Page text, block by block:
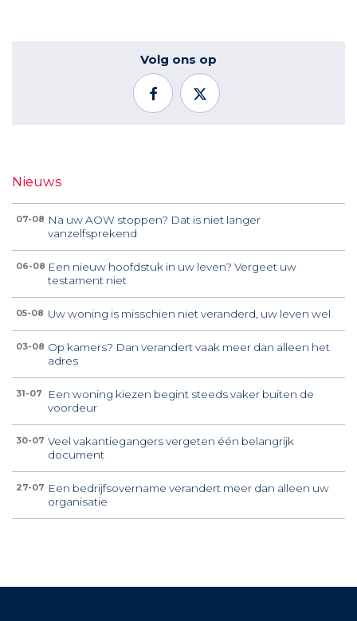
Volg ons op
Nieuws
07-08 Na uw AOW stoppen? Dat is niet langer
vanzelfsprekend
06-08 Een nieuw hoofdstuk in uw leven? Vergeet uw
testament niet
05-08 Uw woning is misschien niet veranderd, uw leven wel
03-08 Op kamers? Dan verandert vaak meer dan alleen het
adres
31-07
Een woning kiezen begint steeds vaker buiten de
voordeur
30-07 Veel vakantiegangers vergeten één belangrijk
document
27-07 Een bedrijfsovername verandert meer dan alleen uw
organisatie